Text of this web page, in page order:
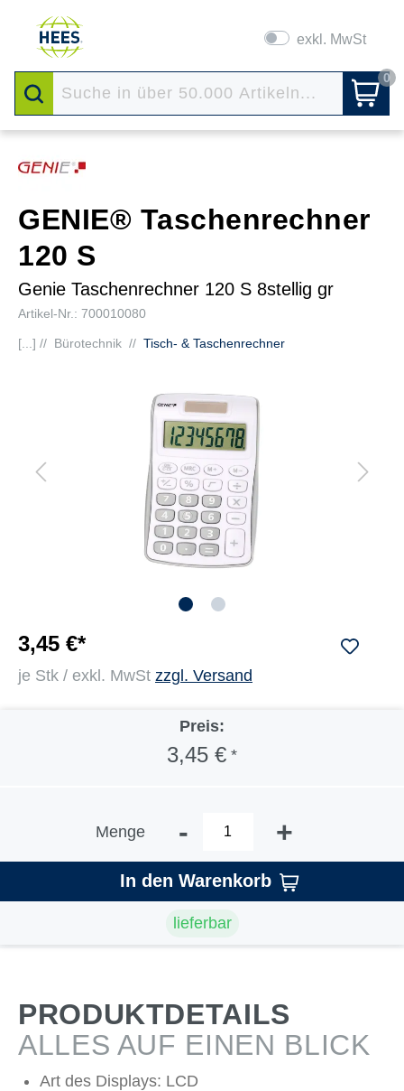
exkl. MwSt
0
GENIE® Taschenrechner
120 S
Genie Taschenrechner 120 S 8stellig gr
Artikel-Nr.: 700010080
[...] // Bürotechnik // Tisch- & Taschenrechner
3,45 €*
je Stk / exkl. MwSt zzgl. Versand
Preis:
3,45 € *
Menge - +
In den Warenkorb
lieferbar
PRODUKTDETAILS
ALLES AUF EINEN BLICK
Art des Displays: LCD